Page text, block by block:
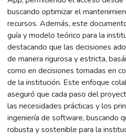
buscando optimizar el
recursos. Además, este
guía y modelo teórico para la
destacando que las decisiones
de manera rigurosa y estricta,
como en decisiones tomadas en
de la institución. Este enfoque
aseguró que cada paso del
las necesidades prácticas y los
ingeniería de software, buscando
robusta y sostenible para la